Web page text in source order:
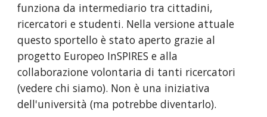
funziona da intermediario tra cittadini,
ricercatori e studenti. Nella versione attuale
questo sportello è stato aperto grazie al
progetto Europeo InSPIRES e alla
collaborazione volontaria di tanti ricercatori
(vedere chi siamo). Non è una iniziativa
dell'università (ma potrebbe diventarlo).